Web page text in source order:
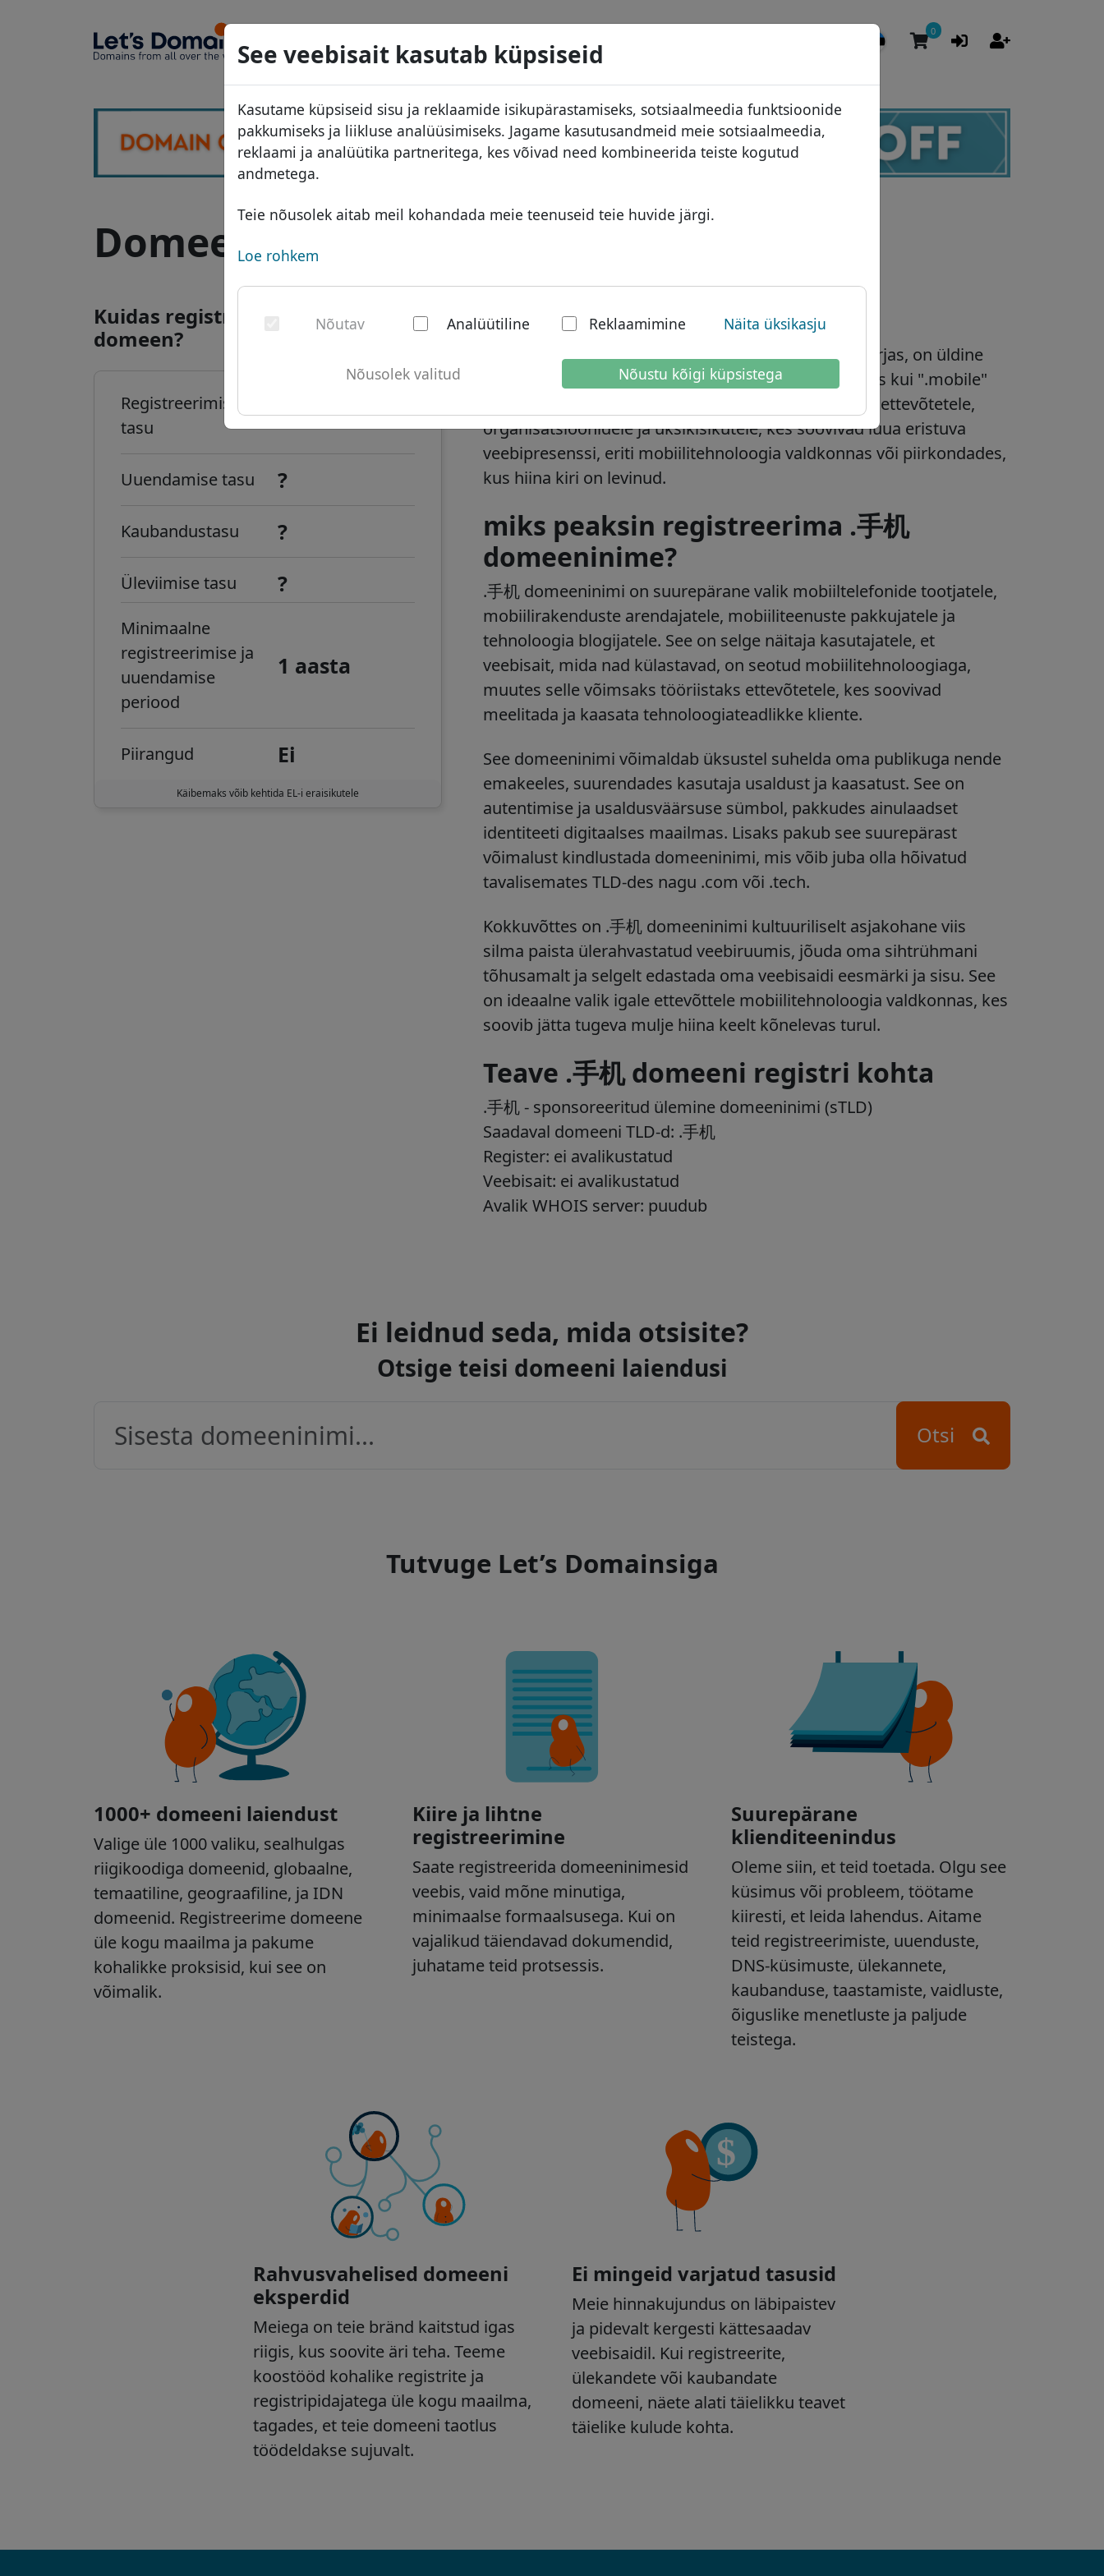
See veebisait kasutab küpsiseid
Kasutame küpsiseid sisu ja reklaamide isikupärastamiseks, sotsiaalmeedia funktsioonide
pakkumiseks ja liikluse analüüsimiseks. Jagame kasutusandmeid meie sotsiaalmeedia,
reklaami ja analüütika partneritega, kes võivad need kombineerida teiste kogutud
andmetega.
Teie nõusolek aitab meil kohandada meie teenuseid teie huvide järgi.
Loe rohkem
Nõutav Analüütiline Reklaamimine Näita üksikasju
Nõusolek valitud Nõustu kõigi küpsistega
Domeenid
Domeeni andmebaas
Aafrika domeenid
Aasia domeenid
Euroopa domeenid
Põhja-Ameerika domeenid
Hinnakiri
Soodustused
Üleandmine
Otsi
Teenused
ID Protect
DNS majutus
WHOIS
Domeeni KKK
About Let's Domains
Miks Let's Domains?
Brändi kaitse
EUR
GBP
Español
Français
Italiano
0
Domeen .手机 - Uued TLD-d
Kuidas registreerida .手机 interneti
domeen?
Registreerimise
tasu
?
Uuendamise tasu ?
Kaubandustasu ?
Üleviimise tasu ?
Minimaalne
registreerimise ja
uuendamise
periood
1 aasta
Piirangud Ei
Käibemaks võib kehtida EL-i eraisikutele
.手机 domeeni teave
.xn--kput3i domeeninimi, tuntud ka kui .手机 hiina kirjas, on üldine
ülemine domeen (gTLD), mis tõlgitakse inglise keeles kui ".mobile"
või ".cell". See ainulaadne domeeninimi on mõeldud ettevõtetele,
organisatsioonidele ja üksikisikutele, kes soovivad luua eristuva
veebipresenssi, eriti mobiilitehnoloogia valdkonnas või piirkondades,
kus hiina kiri on levinud.
miks peaksin registreerima .手机
domeeninime?
.手机 domeeninimi on suurepärane valik mobiiltelefonide tootjatele,
mobiilirakenduste arendajatele, mobiiliteenuste pakkujatele ja
tehnoloogia blogijatele. See on selge näitaja kasutajatele, et
veebisait, mida nad külastavad, on seotud mobiilitehnoloogiaga,
muutes selle võimsaks tööriistaks ettevõtetele, kes soovivad
meelitada ja kaasata tehnoloogiateadlikke kliente.
See domeeninimi võimaldab üksustel suhelda oma publikuga nende
emakeeles, suurendades kasutaja usaldust ja kaasatust. See on
autentimise ja usaldusväärsuse sümbol, pakkudes ainulaadset
identiteeti digitaalses maailmas. Lisaks pakub see suurepärast
võimalust kindlustada domeeninimi, mis võib juba olla hõivatud
tavalisemates TLD-des nagu .com või .tech.
Kokkuvõttes on .手机 domeeninimi kultuuriliselt asjakohane viis
silma paista ülerahvastatud veebiruumis, jõuda oma sihtrühmani
tõhusamalt ja selgelt edastada oma veebisaidi eesmärki ja sisu. See
on ideaalne valik igale ettevõttele mobiilitehnoloogia valdkonnas, kes
soovib jätta tugeva mulje hiina keelt kõnelevas turul.
Teave .手机 domeeni registri kohta
.手机 - sponsoreeritud ülemine domeeninimi (sTLD)
Saadaval domeeni TLD-d: .手机
Register: ei avalikustatud
Veebisait: ei avalikustatud
Avalik WHOIS server: puudub
Ei leidnud seda, mida otsisite?
Otsige teisi domeeni laiendusi
Otsi